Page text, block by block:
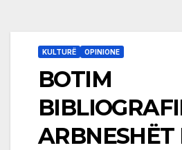
KULTURË OPINIONE
BOTIM
ARBNESHËT